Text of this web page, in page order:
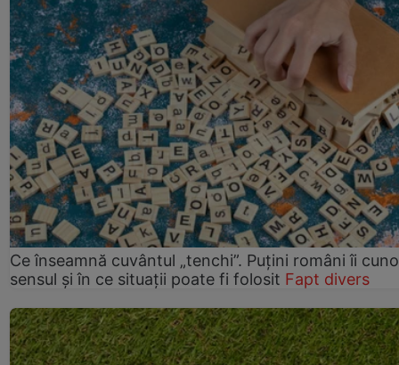
Ce înseamnă cuvântul „tenchi”. Puțini români îi
sensul și în ce situații poate fi folosit Fapt divers